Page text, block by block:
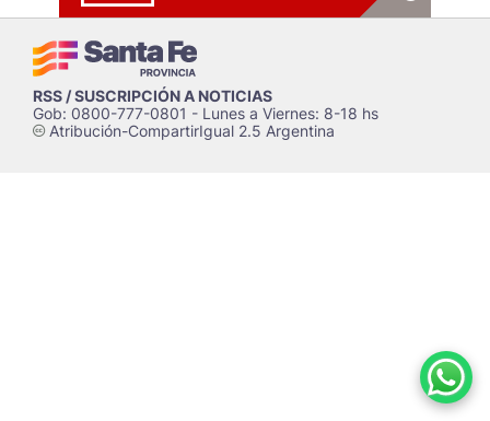
RSS / SUSCRIPCIÓN A NOTICIAS
Gob: 0800-777-0801 - Lunes a Viernes: 8-18 hs
cAtribución-CompartirIgual 2.5 Argentina